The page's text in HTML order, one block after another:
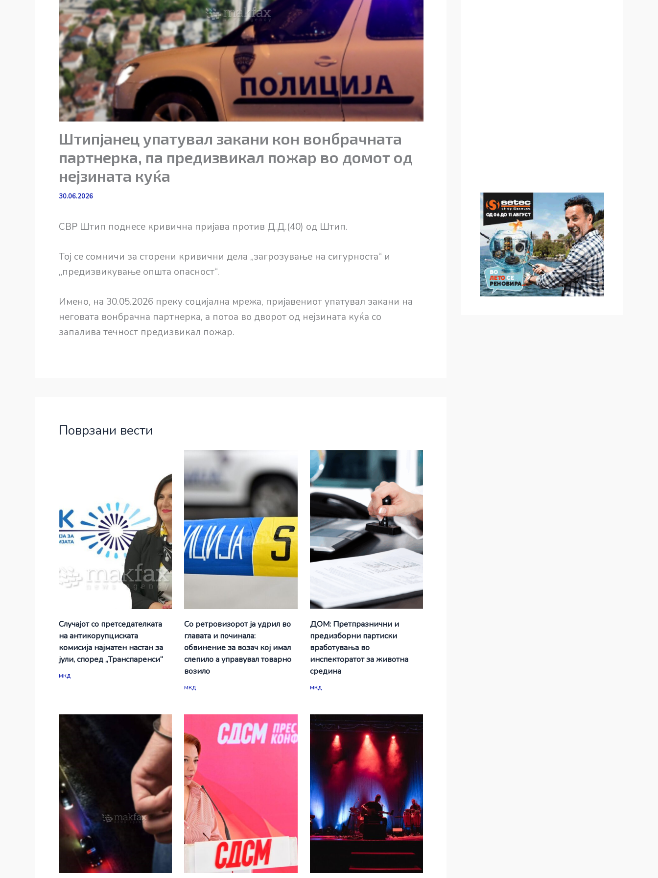
Штипјанец упатувал закани кон вонбрачната
партнерка, па предизвикал пожар во домот од
нејзината куќа
30.06.2026
СВР Штип поднесе кривична пријава против Д.Д.(40) од Штип.
Тој се сомничи за сторени кривични дела „загрозување на сигурноста“ и
„предизвикување општа опасност“.
Имено, на 30.05.2026 преку социјална мрежа, пријавениот упатувал закани на
неговата вонбрачна партнерка, а потоа во дворот од нејзината куќа со
запалива течност предизвикал пожар.
Поврзани вести
Случајот со претседателката
на антикорупциската
комисија најматен настан за
јули, според „Транспаренси“
мкд
Со ретровизорот ја удрил во
главата и починала:
обвинение за возач кој имал
слепило а управувал товарно
возило
мкд
ДОМ: Претпразнични и
предизборни партиски
вработувања во
инспекторатот за животна
средина
мкд